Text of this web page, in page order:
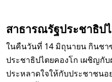
สาธารณรัฐประชาธิป
ในคืนวันที่ 14 มิถุนายน กินชา
ประชาธิปไตยคองโก เผชิญกั
ประหลาดใจให้กับประชาชนอ